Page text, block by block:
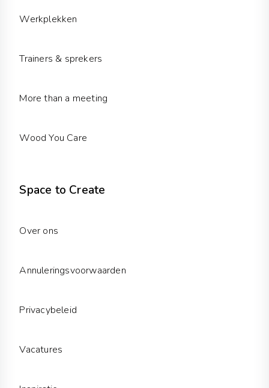
Werkplekken
Trainers & sprekers
More than a meeting
Wood You Care
Space to Create
Over ons
Annuleringsvoorwaarden
Privacybeleid
Vacatures